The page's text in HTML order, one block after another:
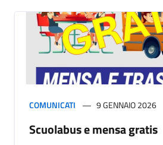
COMUNICATI 9 GENNAIO 2026
Scuolabus e mensa gratis